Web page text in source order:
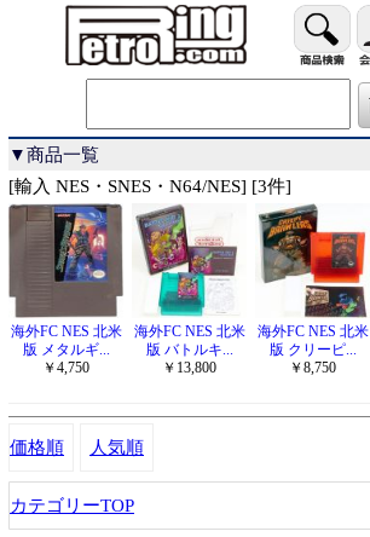
▼商品一覧
[輸入 NES・SNES・N64/NES] [3件]
海外FC NES 北米
版 メタルギ...
￥4,750
海外FC NES 北米
版 バトルキ...
￥13,800
海外FC NES 北米
版 クリーピ...
￥8,750
価格順 人気順
カテゴリーTOP